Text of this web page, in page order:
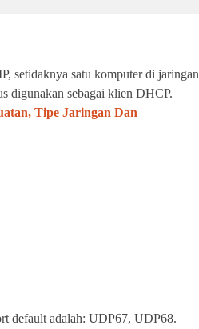
setidaknya satu komputer di jaringan
digunakan sebagai klien DHCP.
Tipe Jaringan Dan
default adalah: UDP67, UDP68.